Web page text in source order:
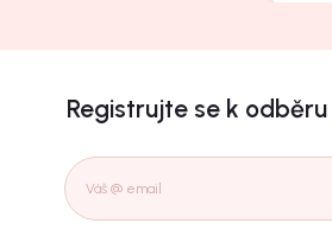
Registrujte se k